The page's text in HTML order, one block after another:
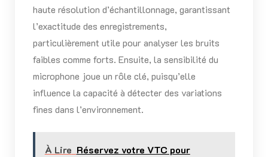
haute résolution d’échantillonnage, garantissant
l’exactitude des enregistrements,
particulièrement utile pour analyser les bruits
faibles comme forts. Ensuite, la sensibilité du
microphone joue un rôle clé, puisqu’elle
influence la capacité à détecter des variations
fines dans l’environnement.
À Lire Réservez votre VTC pour